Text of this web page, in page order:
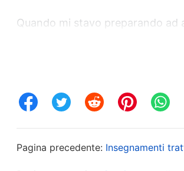
Quando mi stavo preparando ad
responsabilità nello
che non sia impegnativo né
Pagina precedente: Insegnamenti